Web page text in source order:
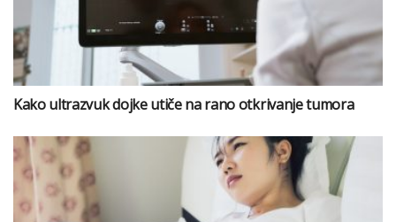
Kako ultrazvuk dojke utiče na rano otkrivanje tumora